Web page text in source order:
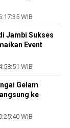
WIB
Jambi Sukses
Event
WIB
Gelam
ke
WIB